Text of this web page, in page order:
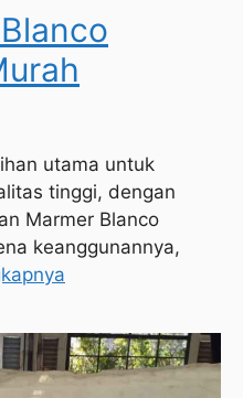
utama untuk
tinggi, dengan
Marmer Blanco
keanggunannya,